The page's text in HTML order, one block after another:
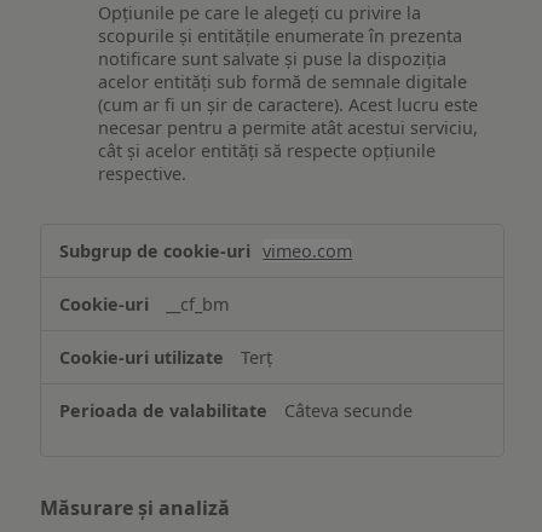
Opțiunile pe care le alegeți cu privire la
scopurile și entitățile enumerate în prezenta
notificare sunt salvate și puse la dispoziția
acelor entități sub formă de semnale digitale
(cum ar fi un șir de caractere). Acest lucru este
necesar pentru a permite atât acestui serviciu,
cât și acelor entități să respecte opțiunile
respective.
Asigurarea
funcționalităților
website-
ului
vimeo.com
__cf_bm
Terț
Câteva secunde
Măsurare și analiză